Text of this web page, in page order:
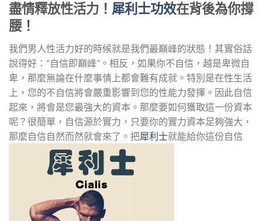
盡情釋放性活力！ 犀利士功效在背後為你撐
腰！
我們男人性活力好的時候就是我們最巔峰的狀態！其實俗話
說得好：“自信即巔峰”。相反，如果你不自信，越是卑微自
卑，那麼無論在什麼事情上都會難有成就。特別是在性生活
上，您的不自信將會嚴重影響到您的性能力發揮。因此自信
起來，將會是您最強大的資本。那麼要如何獲取這一份資本
呢？很簡單，自信源於實力，只要你的實力資本足夠強大，
那麼自信自然而然就會來了。把犀利士就能給你這份自信